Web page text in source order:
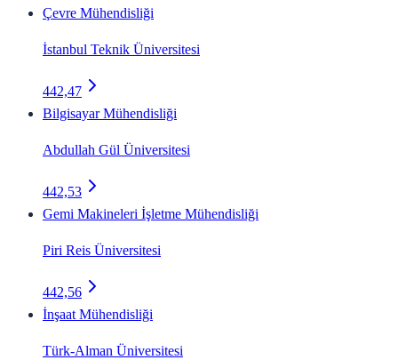
Çevre Mühendisliği
İstanbul Teknik Üniversitesi
442,47
Bilgisayar Mühendisliği
Abdullah Gül Üniversitesi
442,53
Gemi Makineleri İşletme Mühendisliği
Piri Reis Üniversitesi
442,56
İnşaat Mühendisliği
Türk-Alman Üniversitesi